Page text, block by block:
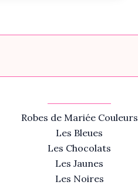
Robes de Mariée Couleurs
Les Bleues
Les Chocolats
Les Jaunes
Les Noires